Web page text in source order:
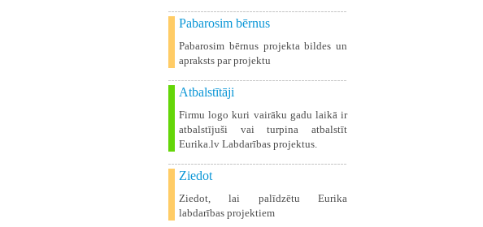
Pabarosim bērnus
Pabarosim bērnus projekta bildes un
apraksts par projektu
Atbalstītāji
Firmu logo kuri vairāku gadu laikā ir
atbalstījuši vai turpina atbalstīt
Eurika.lv Labdarības projektus.
Ziedot
Ziedot, lai palīdzētu Eurika
labdarības projektiem